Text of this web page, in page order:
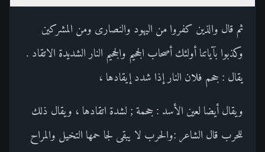
ثم قال والذين كفروا من اليهود والنصارى ومن المشركين
وكذبوا بآياتنا أولئك أصحاب الجحيم والجحيم النار الشديدة الاتقاد .
يقال : جحم فلان النار إذا شدد إيقادها ،
ويقال أيضا لعين الأسد : جحمة ; لشدة اتقادها ، ويقال ذلك
للحرب قال الشاعر :والحرب لا يبقى لجا حمها التخيل والمراح